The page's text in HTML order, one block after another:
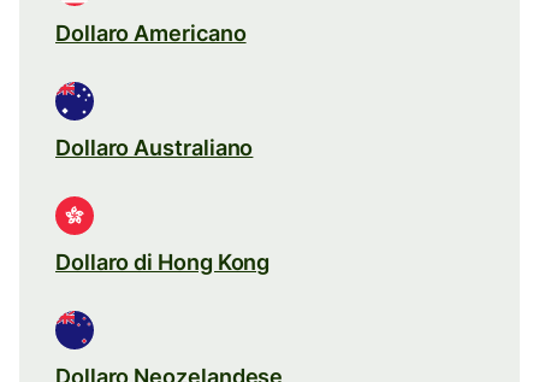
Dollaro Americano
Dollaro Australiano
Dollaro di Hong Kong
Dollaro Neozelandese